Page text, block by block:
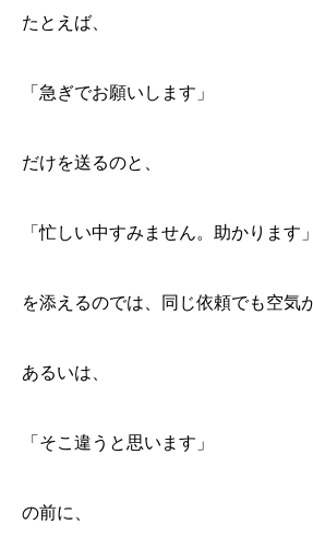
たとえば、
「急ぎでお願いします」
だけを送るのと、
「忙しい中すみません。助かります」
を添えるのでは、同じ依頼でも空気
あるいは、
「そこ違うと思います」
の前に、